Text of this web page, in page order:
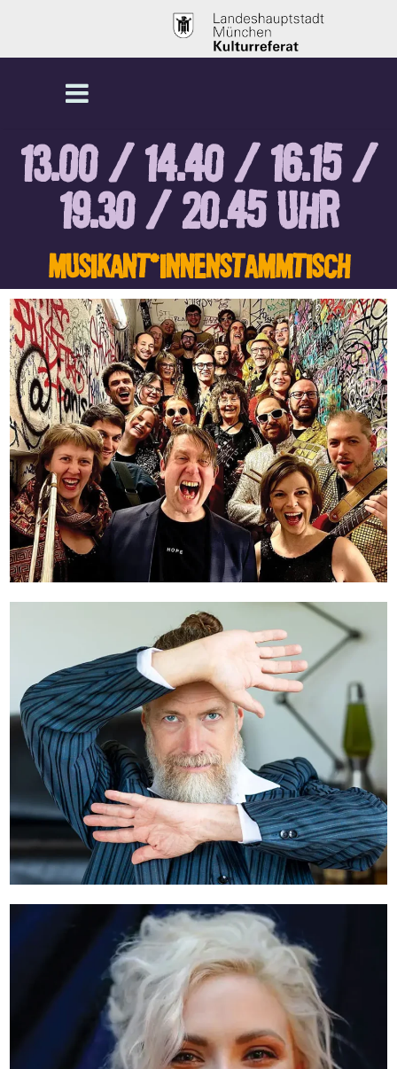
13.00 / 14.40 / 16.15 /
19.30 / 20.45 UHR
MUSIKANT*INNENSTAMMTISCH